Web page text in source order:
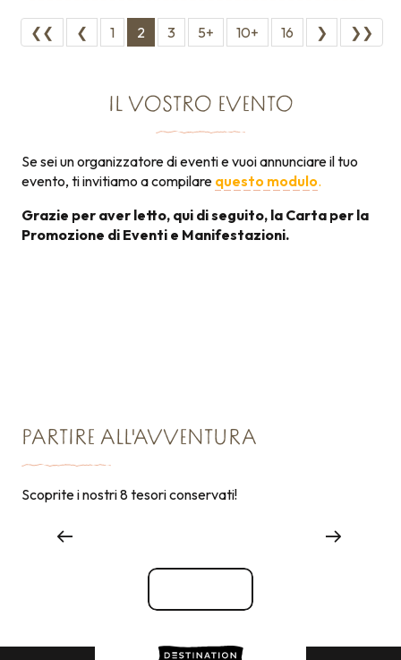
❮❮ ❮ 1 2 3 5+ 10+ 16 ❯ ❯❯
IL VOSTRO EVENTO
Se sei un organizzatore di eventi e vuoi annunciare il tuo
evento, ti invitiamo a compilare questo modulo.
Grazie per aver letto, qui di seguito, la Carta per la
Promozione di Eventi e Manifestazioni.
PARTIRE ALL'AVVENTURA
Scoprite i nostri 8 tesori conservati!